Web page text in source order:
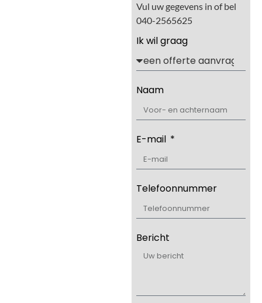
Vul uw gegevens in of bel
040-2565625
Ik wil graag
Naam
E-mail
Telefoonnummer
Bericht